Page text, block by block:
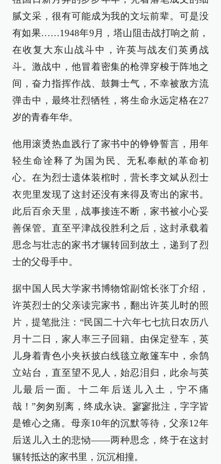
腻文采，很有可能成为我的文坛前辈。可是没
有如果……1948年9月，塔山阻击战打响之前，
在收复大东山战斗中，许英与战友们英勇战
斗。激战中，他冒着密集的枪弹穿梭于阵地之
间，奋力指挥作战、鼓舞士气，不幸被敌方流
弹击中，最终壮烈牺牲，将生命永远定格在27
岁的青春年华。
他用滚烫热血践行了家书中的铮铮誓言，用年
轻生命诠释了为国为民、无私奉献的革命初
心。在为烈士遗体装棺时，营长李文斌从烈士
衣兜里发现了这封还没有来得及寄出的家书。
此后百余天里，战事接连不断，家书被小心妥
善保管。直至平津战役胜利之后，这封承载着
思念与壮志的家书才辗转回到故土，递到了烈
士的父母手中。
据中国人民大学家书博物馆副馆长张丁介绍，
许英烈士的父亲读完家书，翻出许英儿时的照
片，提笔批注：“民国二十六年七七抗日农历八
月十二日，家人率三子回籍。由保定登车，英
儿身着青色小夹袄披白线毯立敞篷车中，余鹄
立站台，直至望不见人，始忍泪归，此余与英
儿最后一面。十二年后送儿入土，宁不痛
哉！”匆匆别离，终成永诀。寥寥批注，字字皆
是锥心之痛。母亲10年的沉默等待，父亲12年
后送儿入土的悲恸——两种思念，终于在这封
辗转抵达的家书里，沉沉相撞。